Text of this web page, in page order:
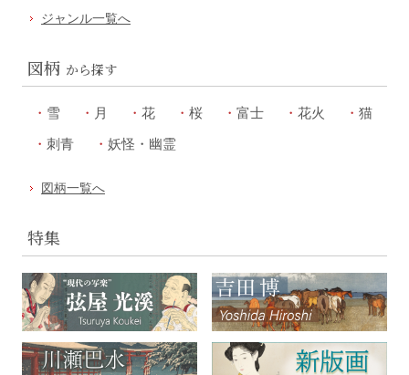
ジャンル一覧へ
図柄 から探す
雪 月 花 桜 富士 花火
猫
刺青
妖怪・幽霊
図柄一覧へ
特集